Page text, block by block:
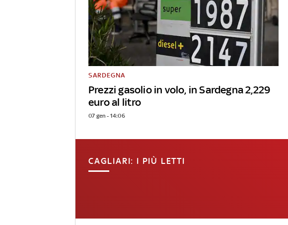
Prezzi gasolio in volo, in Sardegna 2,229
euro al litro
SARDEGNA
07 gen - 14:06
CAGLIARI: I PIÙ LETTI